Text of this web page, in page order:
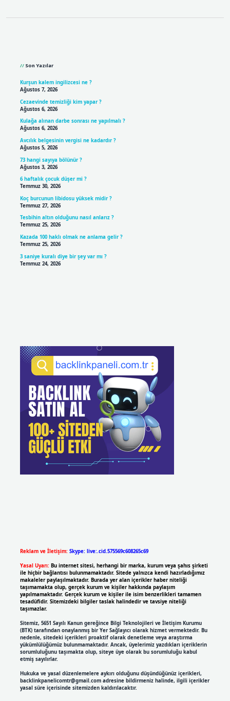
Son Yazılar
Kurşun kalem ingilizcesi ne ?
Ağustos 7, 2026
Cezaevinde temizliği kim yapar ?
Ağustos 6, 2026
Kulağa alınan darbe sonrası ne yapılmalı ?
Ağustos 6, 2026
Avcılık belgesinin vergisi ne kadardır ?
Ağustos 5, 2026
73 hangi sayıya bölünür ?
Ağustos 3, 2026
6 haftalık çocuk düşer mi ?
Temmuz 30, 2026
Koç burcunun libidosu yüksek midir ?
Temmuz 27, 2026
Tesbihin altın olduğunu nasıl anlarız ?
Temmuz 25, 2026
Kazada 100 haklı olmak ne anlama gelir ?
Temmuz 25, 2026
3 saniye kuralı diye bir şey var mı ?
Temmuz 24, 2026
Reklam ve İletişim: Skype: live:.cid.575569c608265c69
Yasal Uyarı: Bu internet sitesi, herhangi bir marka, kurum veya şahıs şirketi
ile hiçbir bağlantısı bulunmamaktadır. Sitede yalnızca kendi hazırladığımız
makaleler paylaşılmaktadır. Burada yer alan içerikler haber niteliği
taşımamakta olup, gerçek kurum ve kişiler hakkında paylaşım
yapılmamaktadır. Gerçek kurum ve kişiler ile isim benzerlikleri tamamen
tesadüfidir. Sitemizdeki bilgiler taslak halindedir ve tavsiye niteliği
taşımazlar.
Sitemiz, 5651 Sayılı Kanun gereğince Bilgi Teknolojileri ve İletişim Kurumu
(BTK) tarafından onaylanmış bir Yer Sağlayıcı olarak hizmet vermektedir. Bu
nedenle, sitedeki içerikleri proaktif olarak denetleme veya araştırma
yükümlülüğümüz bulunmamaktadır. Ancak, üyelerimiz yazdıkları içeriklerin
sorumluluğunu taşımakta olup, siteye üye olarak bu sorumluluğu kabul
etmiş sayılırlar.
Hukuka ve yasal düzenlemelere aykırı olduğunu düşündüğünüz içerikleri,
backlinkpanelicomtr@gmail.comadresine bildirmeniz halinde, ilgili içerikler
yasal süre içerisinde sitemizden kaldırılacaktır.